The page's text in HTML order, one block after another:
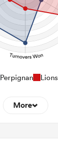
Perpignan Lions
More